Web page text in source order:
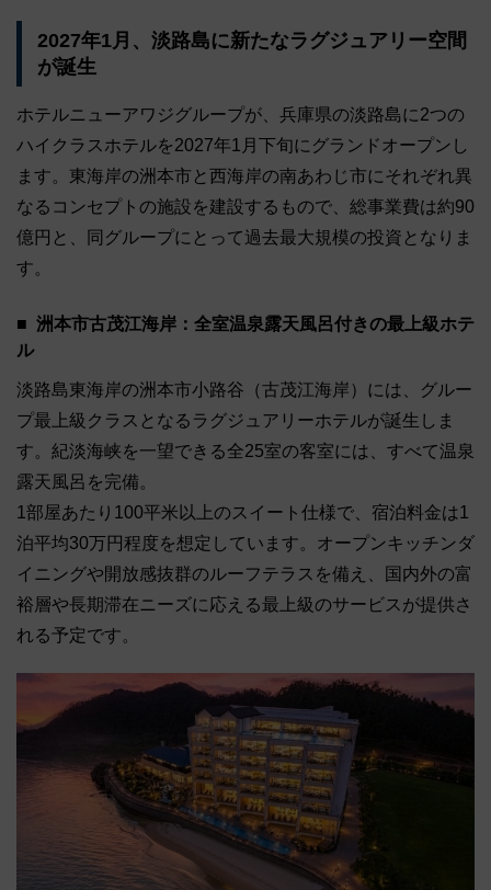
2027年1月、淡路島に新たなラグジュアリー空間
が誕生
ホテルニューアワジグループが、兵庫県の淡路島に2つの
ハイクラスホテルを2027年1月下旬にグランドオープンし
ます。東海岸の洲本市と西海岸の南あわじ市にそれぞれ異
なるコンセプトの施設を建設するもので、総事業費は約90
億円と、同グループにとって過去最大規模の投資となりま
す。
洲本市古茂江海岸：全室温泉露天風呂付きの最上級ホテ
ル
淡路島東海岸の洲本市小路谷（古茂江海岸）には、グルー
プ最上級クラスとなるラグジュアリーホテルが誕生しま
す。紀淡海峡を一望できる全25室の客室には、すべて温泉
露天風呂を完備。
1部屋あたり100平米以上のスイート仕様で、宿泊料金は1
泊平均30万円程度を想定しています。オープンキッチンダ
イニングや開放感抜群のルーフテラスを備え、国内外の富
裕層や長期滞在ニーズに応える最上級のサービスが提供さ
れる予定です。